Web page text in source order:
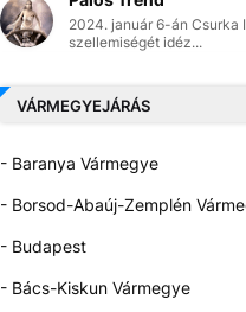
2024. január 6-án Csurka
szellemiségét idéz...
VÁRMEGYEJÁRÁS
- Baranya Vármegye
- Borsod-Abaúj-Zemplén
- Budapest
- Bács-Kiskun Vármegye